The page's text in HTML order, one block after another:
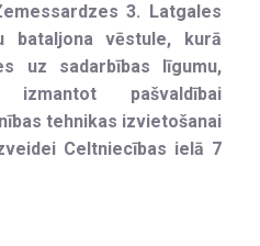
3. Latgales
bataljona vēstule, kurā
uz sadarbības līgumu,
izmantot pašvaldībai
tehnikas izvietošanai
Celtniecības ielā 7